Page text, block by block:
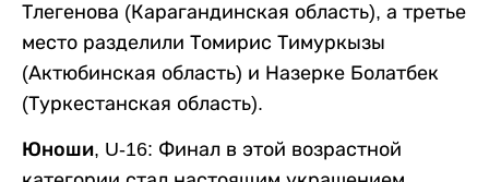
Тлегенова (Карагандинская область), а третье
место разделили Томирис Тимуркызы
(Актюбинская область) и Назерке Болатбек
(Туркестанская область).
Юноши, U-16: Финал в этой возрастной